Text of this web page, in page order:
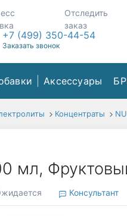
Отследить
заказ
+7 (499) 350-44-54
Заказать звонок
Аксессуары
Концентраты
мл,
Консультант